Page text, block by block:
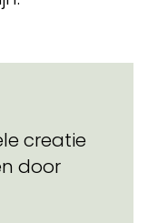
creatie
door